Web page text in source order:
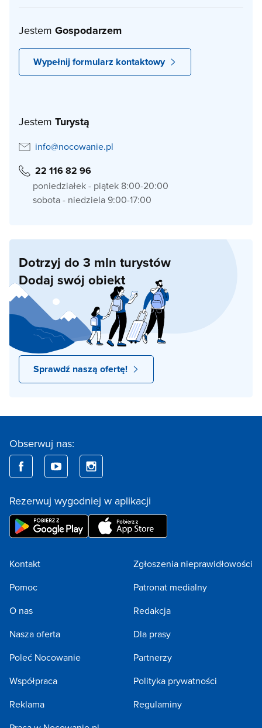
Jestem Gospodarzem
Wypełnij formularz kontaktowy
Jestem Turystą
info@nocowanie.pl
22 116 82 96
poniedziałek - piątek 8:00-20:00
sobota - niedziela 9:00-17:00
Dotrzyj do 3 mln turystów
Dodaj swój obiekt
Sprawdź naszą ofertę!
Obserwuj nas:
Rezerwuj wygodniej w aplikacji
Kontakt
Pomoc
O nas
Nasza oferta
Poleć Nocowanie
Współpraca
Reklama
Zgłoszenia nieprawidłowości
Patronat medialny
Redakcja
Dla prasy
Partnerzy
Polityka prywatności
Regulaminy